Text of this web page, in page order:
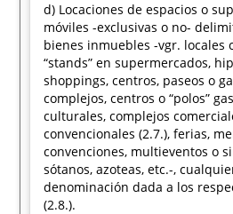
d) Locaciones de espacios o
móviles -exclusivas o no-
bienes inmuebles -vgr. locales
“stands” en supermercados,
shoppings, centros, paseos o
complejos, centros o “polos”
culturales, complejos
convencionales (2.7.), ferias,
convenciones, multieventos o
sótanos, azoteas, etc.-,
denominación dada a los
(2.8.).